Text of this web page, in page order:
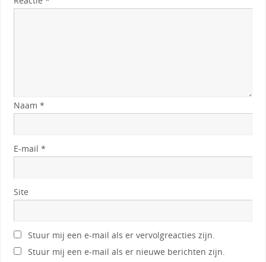
Naam *
E-mail *
Site
Stuur mij een e-mail als er vervolgreacties zijn.
Stuur mij een e-mail als er nieuwe berichten zijn.